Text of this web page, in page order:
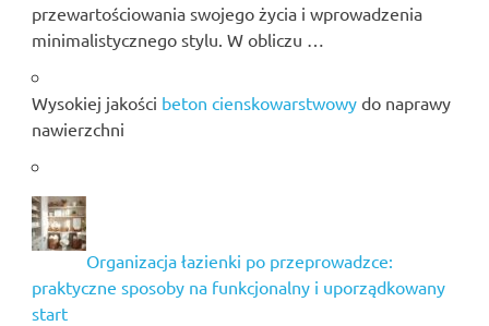
przewartościowania swojego życia i wprowadzenia
minimalistycznego stylu. W obliczu …
Wysokiej jakości beton cienskowarstwowydo naprawy
nawierzchni
Organizacja łazienki po przeprowadzce:
praktyczne sposoby na funkcjonalny i uporządkowany
start